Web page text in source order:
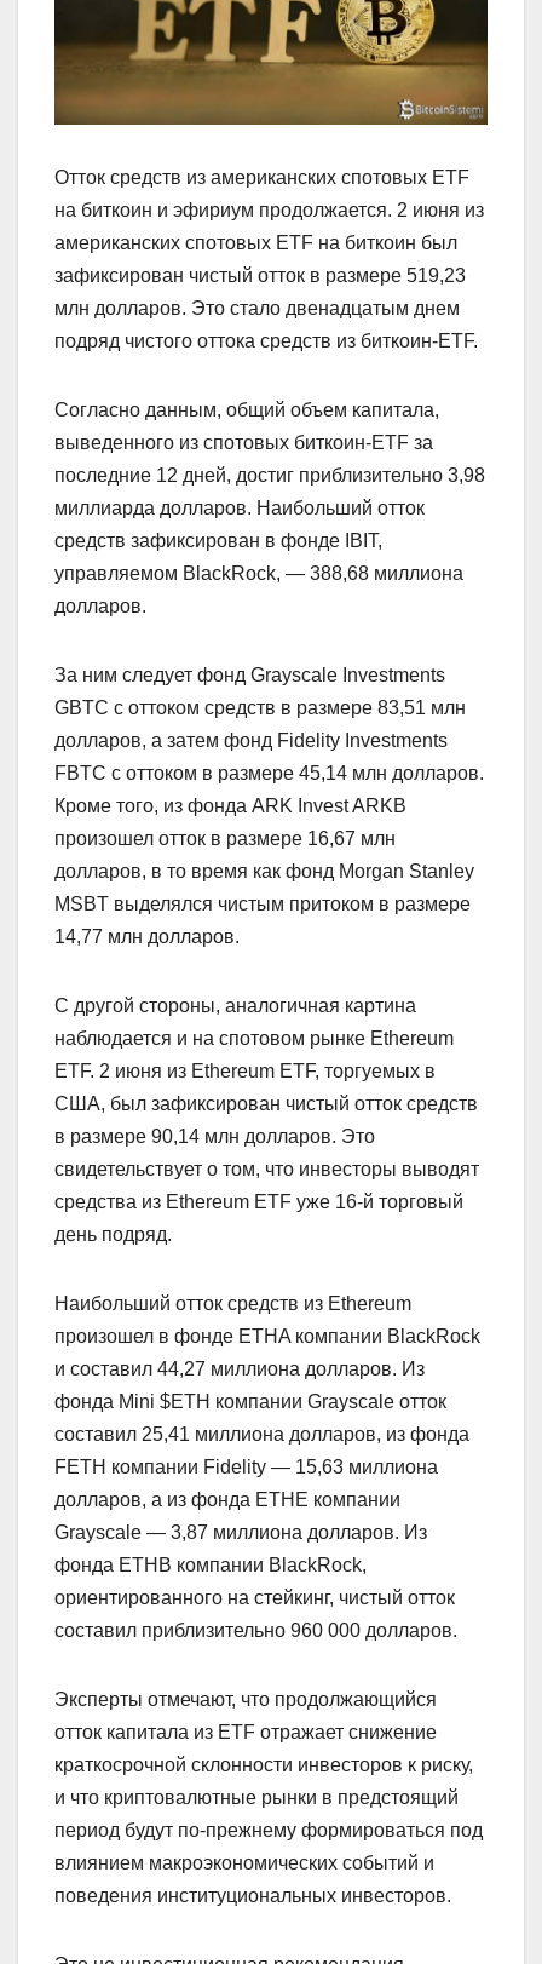
Отток средств из американских спотовых ETF
на биткоин и эфириум продолжается. 2 июня из
американских спотовых ETF на биткоин был
зафиксирован чистый отток в размере 519,23
млн долларов. Это стало двенадцатым днем
подряд чистого оттока средств из биткоин-ETF.
Согласно данным, общий объем капитала,
выведенного из спотовых биткоин-ETF за
последние 12 дней, достиг приблизительно 3,98
миллиарда долларов. Наибольший отток
средств зафиксирован в фонде IBIT,
управляемом BlackRock, — 388,68 миллиона
долларов.
За ним следует фонд Grayscale Investments
GBTC с оттоком средств в размере 83,51 млн
долларов, а затем фонд Fidelity Investments
FBTC с оттоком в размере 45,14 млн долларов.
Кроме того, из фонда ARK Invest ARKB
произошел отток в размере 16,67 млн
долларов, в то время как фонд Morgan Stanley
MSBT выделялся чистым притоком в размере
14,77 млн долларов.
С другой стороны, аналогичная картина
наблюдается и на спотовом рынке Ethereum
ETF. 2 июня из Ethereum ETF, торгуемых в
США, был зафиксирован чистый отток средств
в размере 90,14 млн долларов. Это
свидетельствует о том, что инвесторы выводят
средства из Ethereum ETF уже 16-й торговый
день подряд.
Наибольший отток средств из Ethereum
произошел в фонде ETHA компании BlackRock
и составил 44,27 миллиона долларов. Из
фонда Mini $ETH компании Grayscale отток
составил 25,41 миллиона долларов, из фонда
FETH компании Fidelity — 15,63 миллиона
долларов, а из фонда ETHE компании
Grayscale — 3,87 миллиона долларов. Из
фонда ETHB компании BlackRock,
ориентированного на стейкинг, чистый отток
составил приблизительно 960 000 долларов.
Эксперты отмечают, что продолжающийся
отток капитала из ETF отражает снижение
краткосрочной склонности инвесторов к риску,
и что криптовалютные рынки в предстоящий
период будут по-прежнему формироваться под
влиянием макроэкономических событий и
поведения институциональных инвесторов.